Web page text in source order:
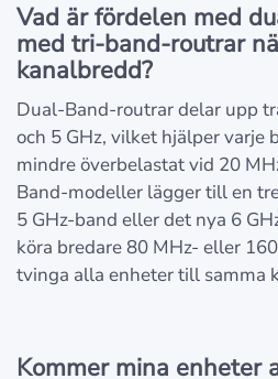
Vad är fördelen med
med tri-band-routrar
kanalbredd?
Dual-Band-routrar delar upp
och 5 GHz, vilket hjälper varje
mindre överbelastat vid 20
Band-modeller lägger till en
5 GHz-band eller det nya 6
köra bredare 80 MHz- eller
tvinga alla enheter till samma
Kommer mina enheter